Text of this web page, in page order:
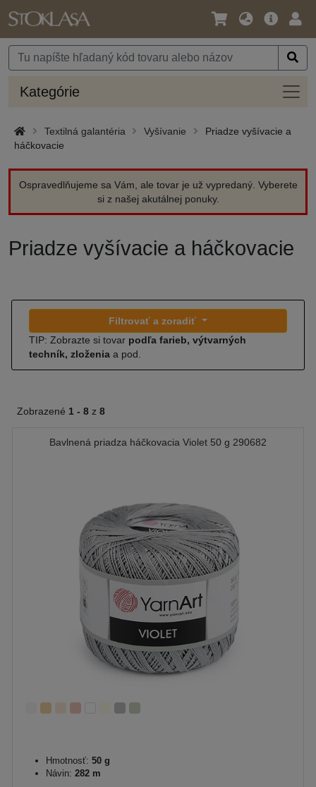
Jazyk
Mena
Hlavná
Kategórie
Textilná galantéria Vyšívanie
Priadze vyšívacie a
háčkovacie
Ospravedlňujeme sa Vám, ale tovar je už vypredaný. Vyberete
si z našej akutálnej ponuky.
Priadze vyšívacie a háčkovacie
Filtrovať a zoradiť
TIP: Zobrazte si tovar podľa farieb, výtvarných
techník, zloženia a pod.
Zobrazené 1 - 8 z 8
Bavlnená priadza háčkovacia Violet 50 g 290682
Hmotnosť: 50 g
Návin: 282 m